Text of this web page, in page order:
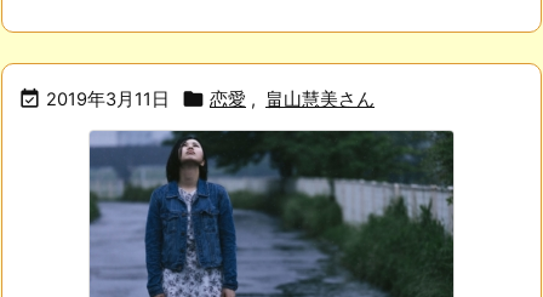
 2019年3月11日  恋愛 , 畠山慧美さん